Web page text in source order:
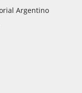
Argentino